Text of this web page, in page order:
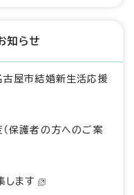
知らせ
屋市結婚新生活応援
保護者の方へのご案
します